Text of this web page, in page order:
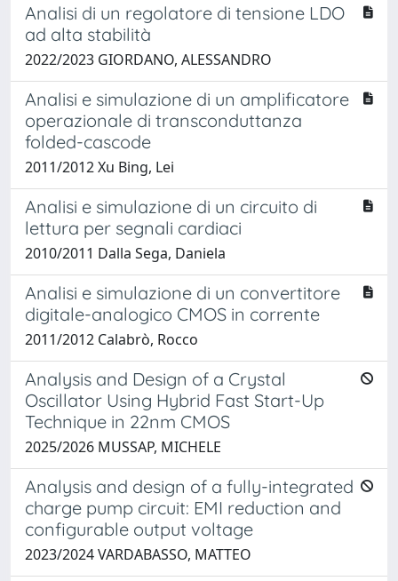
Analisi di un regolatore di tensione LDO
ad alta stabilità
2022/2023 GIORDANO, ALESSANDRO
Analisi e simulazione di un amplificatore
operazionale di transconduttanza
folded-cascode
2011/2012 Xu Bing, Lei
Analisi e simulazione di un circuito di
lettura per segnali cardiaci
2010/2011 Dalla Sega, Daniela
Analisi e simulazione di un convertitore
digitale-analogico CMOS in corrente
2011/2012 Calabrò, Rocco
Analysis and Design of a Crystal
Oscillator Using Hybrid Fast Start-Up
Technique in 22nm CMOS
2025/2026 MUSSAP, MICHELE
Analysis and design of a fully-integrated
charge pump circuit: EMI reduction and
configurable output voltage
2023/2024 VARDABASSO, MATTEO